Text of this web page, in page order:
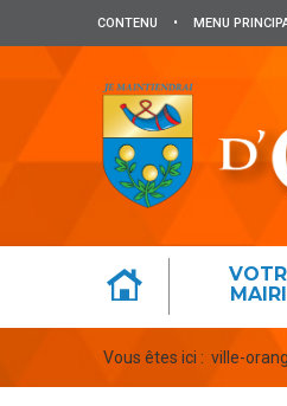
CONTENU • MENU
Vous êtes ici : ville-